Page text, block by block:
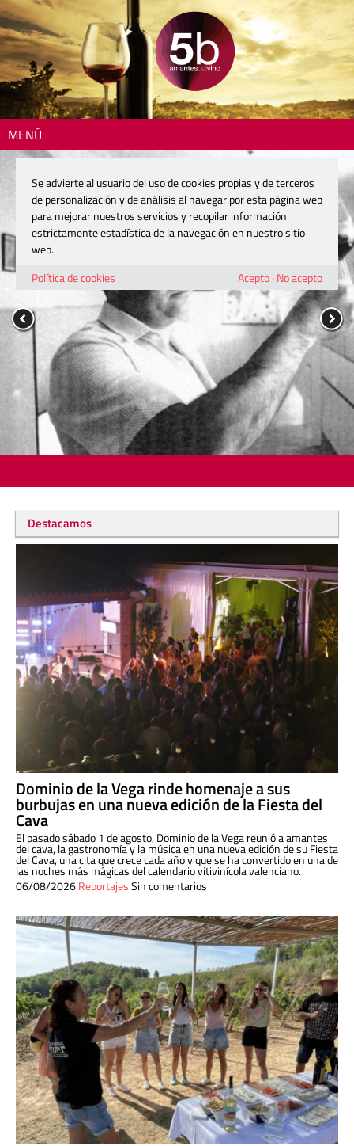
MENÚ
Destacamos
Dominio de la Vega rinde homenaje a sus
burbujas en una nueva edición de la Fiesta del
Cava
El pasado sábado 1 de agosto, Dominio de la Vega reunió a amantes
del cava, la gastronomía y la música en una nueva edición de su Fiesta
del Cava, una cita que crece cada año y que se ha convertido en una de
las noches más mágicas del calendario vitivinícola valenciano.
06/08/2026ReportajesSin comentarios
Se advierte al usuario del uso de cookies propias y de terceros
de personalización y de análisis al navegar por esta página web
para mejorar nuestros servicios y recopilar información
estrictamente estadística de la navegación en nuestro sitio
web.
Política de cookies
Acepto· No acepto